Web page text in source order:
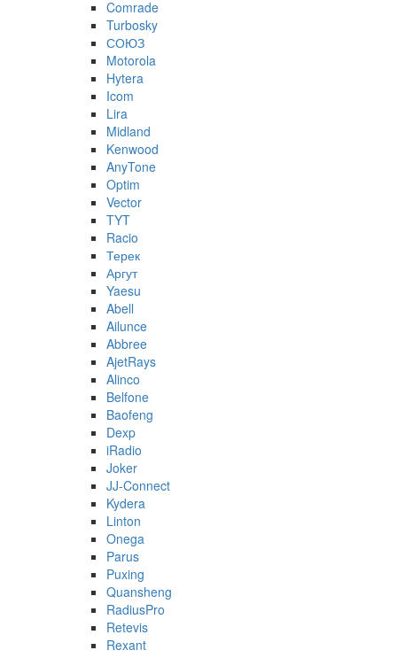
Comrade
Turbosky
СОЮЗ
Motorola
Hytera
Icom
Lira
Midland
Kenwood
AnyTone
Optim
Vector
TYT
Racio
Терек
Аргут
Yaesu
Abell
Ailunce
Abbree
AjetRays
Alinco
Belfone
Baofeng
Dexp
iRadio
Joker
JJ-Connect
Kydera
Linton
Onega
Parus
Puxing
Quansheng
RadiusPro
Retevis
Rexant